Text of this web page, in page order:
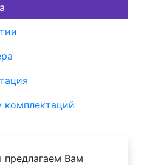
комплектаций
Вам